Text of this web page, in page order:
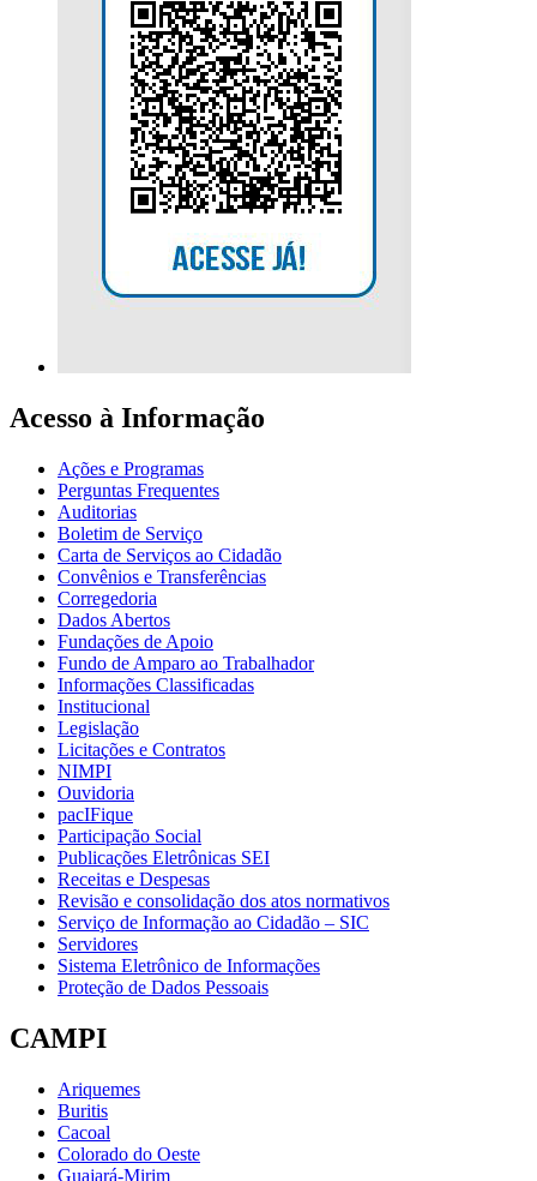
Acesso à Informação
Ações e Programas
Perguntas Frequentes
Auditorias
Boletim de Serviço
Carta de Serviços ao Cidadão
Convênios e Transferências
Corregedoria
Dados Abertos
Fundações de Apoio
Fundo de Amparo ao Trabalhador
Informações Classificadas
Institucional
Legislação
Licitações e Contratos
NIMPI
Ouvidoria
pacIFique
Participação Social
Publicações Eletrônicas SEI
Receitas e Despesas
Revisão e consolidação dos atos normativos
Serviço de Informação ao Cidadão – SIC
Servidores
Sistema Eletrônico de Informações
Proteção de Dados Pessoais
CAMPI
Ariquemes
Buritis
Cacoal
Colorado do Oeste
Guajará-Mirim